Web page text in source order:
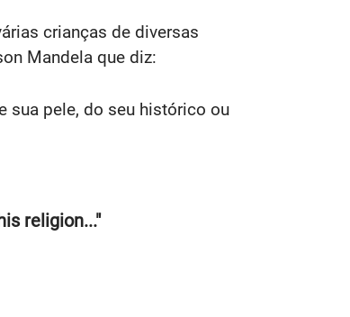
crianças de diversas
Mandela que diz:
sua pele, do seu histórico ou
religion..."